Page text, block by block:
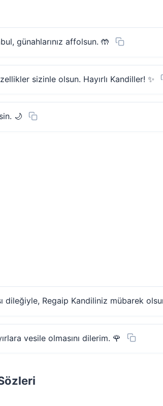
günahlarınız affolsun. 🤲
sizinle olsun. Hayırlı Kandiller! ✨
🌙
dileğiyle, Regaip Kandiliniz mübarek
vesile olmasını dilerim. 🌹